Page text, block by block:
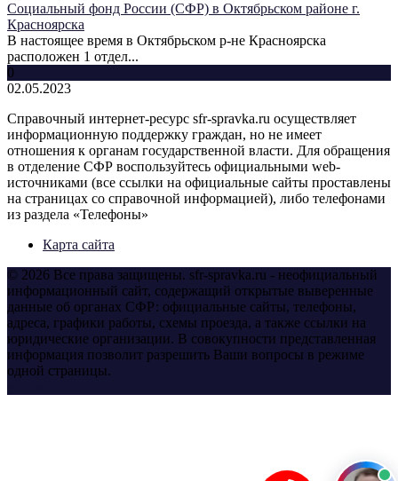
Социальный фонд России (СФР) в Октябрьском районе г.
Красноярска
В настоящее время в Октябрьском р-не Красноярска
расположен 1 отдел...
0
02.05.2023
Справочный интернет-ресурс sfr-spravka.ru осуществляет
информационную поддержку граждан, но не имеет
отношения к органам государственной власти. Для обращения
в отделение СФР воспользуйтесь официальными web-
источниками (все ссылки на официальные сайты проставлены
на страницах со справочной информацией), либо телефонами
из раздела «Телефоны»
Карта сайта
© 2026 Все права защищены. sfr-spravka.ru - неофициальный
информационный сайт, содержащий открытые выверенные
данные об органах СФР: официальные сайты, телефоны,
адреса, графики работы, схемы проезда, а также ссылки на
юридические организации. В совокупности представленная
информация позволит разрешить Ваши вопросы в режиме
одной страницы.